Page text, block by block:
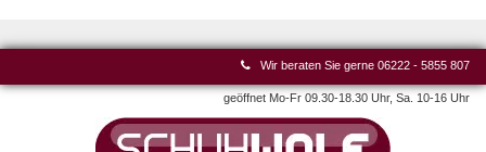
Wir beraten Sie gerne 06222 - 5855 807
geöffnet Mo-Fr 09.30-18.30 Uhr, Sa. 10-16 Uhr